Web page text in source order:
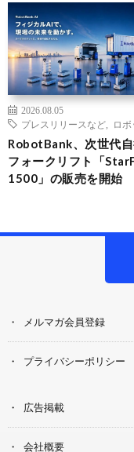
2026.08.05
プレスリリースなど
ロボ
RobotBank、次世代
フォークリフト「
1500」の販売を開始
メルマガ会員登録
プライバシーポリシー
広告掲載
会社概要